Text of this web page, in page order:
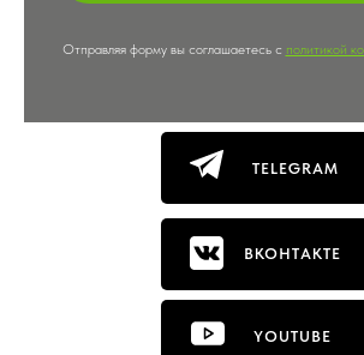
Отправляя форму вы соглашаетесь с политикой
TELEGRAM
YOUTUBE
ВКОНТАКТЕ